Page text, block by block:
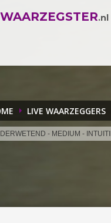
.nl
LIVE WAARZEGGERS
- MEDIUM -